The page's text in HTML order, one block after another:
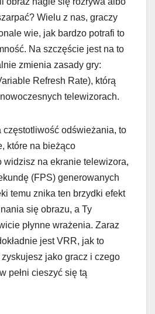
Wielu z nas, graczy
wie, jak bardzo potrafi to
Na szczęście jest na to
zmienia zasady gry:
Refresh Rate), którą
telewizorach.
odświeżania, to
które na bieżąco
widzisz na ekranie telewizora,
(FPS) generowanych
temu znika ten brzydki efekt
się obrazu, a Ty
płynne wrażenia. Zaraz
jest VRR, jak to
zyskujesz jako gracz i czego
pełni cieszyć się tą